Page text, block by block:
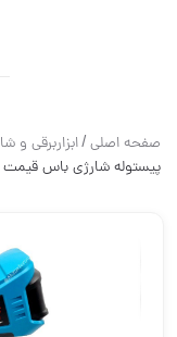
ابزاربرقی و شارژی/
باس قیمت بدون تخفی